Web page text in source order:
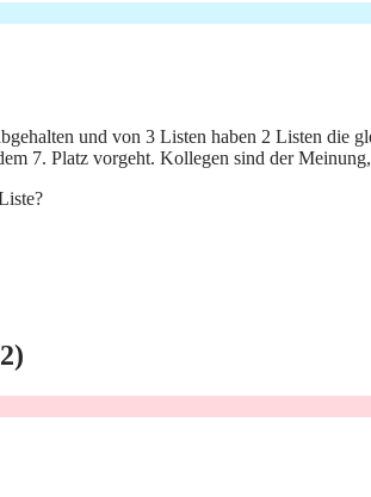
und von 3 Listen haben 2 Listen die
7. Platz vorgeht. Kollegen sind der
2)